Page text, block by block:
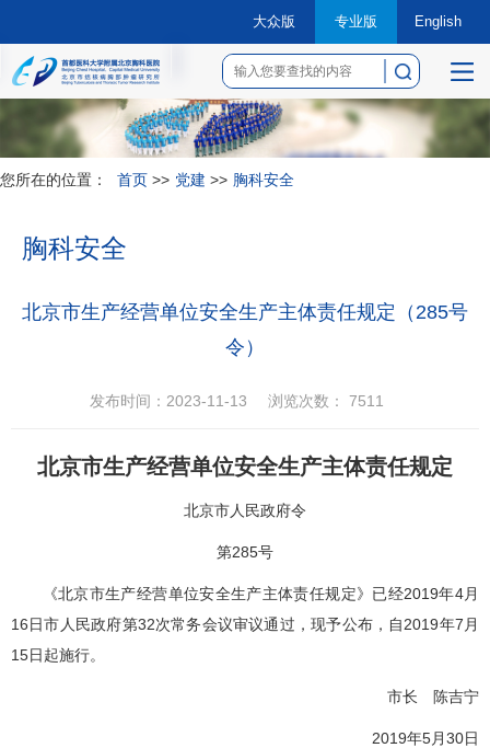
大众版 专业版 English
菜
您所在的位置： 首页 >> 党建 >> 胸科安全
胸科安全
北京市生产经营单位安全生产主体责任规定（285号
令）
发布时间：2023-11-13 浏览次数： 7511
北京市生产经营单位安全生产主体责任规定
北京市人民政府令
第285号
《北京市生产经营单位安全生产主体责任规定》已经2019年4月
16日市人民政府第32次常务会议审议通过，现予公布，自2019年7月
15日起施行。
市长 陈吉宁
2019年5月30日